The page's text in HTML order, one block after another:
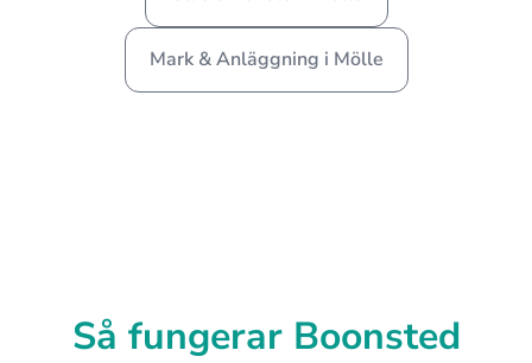
Mark & Anläggning i Mölle
Så fungerar Boonsted